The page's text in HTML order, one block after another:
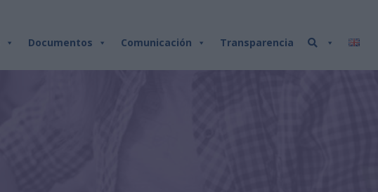
Documentos Comunicación Transparencia